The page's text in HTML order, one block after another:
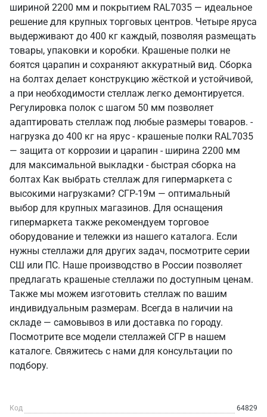
шириной 2200 мм и покрытием RAL7035 — идеальное
решение для крупных торговых центров. Четыре яруса
выдерживают до 400 кг каждый, позволяя размещать
товары, упаковки и коробки. Крашеные полки не
боятся царапин и сохраняют аккуратный вид. Сборка
на болтах делает конструкцию жёсткой и устойчивой,
а при необходимости стеллаж легко демонтируется.
Регулировка полок с шагом 50 мм позволяет
адаптировать стеллаж под любые размеры товаров. -
нагрузка до 400 кг на ярус - крашеные полки RAL7035
— защита от коррозии и царапин - ширина 2200 мм
для максимальной выкладки - быстрая сборка на
болтах Как выбрать стеллаж для гипермаркета с
высокими нагрузками? СГР-19м — оптимальный
выбор для крупных магазинов. Для оснащения
гипермаркета также рекомендуем торговое
оборудование и тележки из нашего каталога. Если
нужны стеллажи для других задач, посмотрите серии
СШ или ПС. Наше производство в России позволяет
предлагать крашеные стеллажи по доступным ценам.
Также мы можем изготовить стеллаж по вашим
индивидуальным размерам. Всегда в наличии на
складе — самовывоз в или доставка по городу.
Посмотрите все модели стеллажей СГР в нашем
каталоге. Свяжитесь с нами для консультации по
подбору.
Код
64829